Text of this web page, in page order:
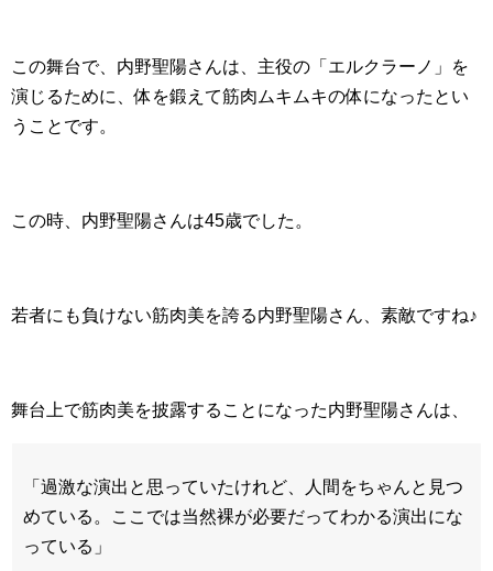
この舞台で、内野聖陽さんは、主役の「エルクラーノ」を
演じるために、体を鍛えて筋肉ムキムキの体になったとい
うことです。
この時、内野聖陽さんは45歳でした。
若者にも負けない筋肉美を誇る内野聖陽さん、素敵ですね♪
舞台上で筋肉美を披露することになった内野聖陽さんは、
「過激な演出と思っていたけれど、人間をちゃんと見つ
めている。ここでは当然裸が必要だってわかる演出にな
っている」